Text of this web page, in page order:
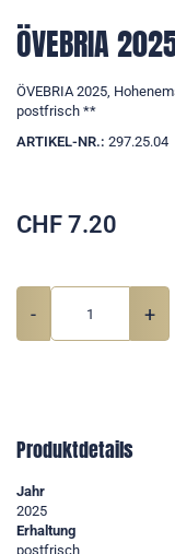
ÖVEBRIA
ÖVEBRIA 2025,
postfrisch **
ARTIKEL-NR.: 297.25.04
CHF 7.20
- +
Produktdetails
Jahr
2025
Erhaltung
postfrisch